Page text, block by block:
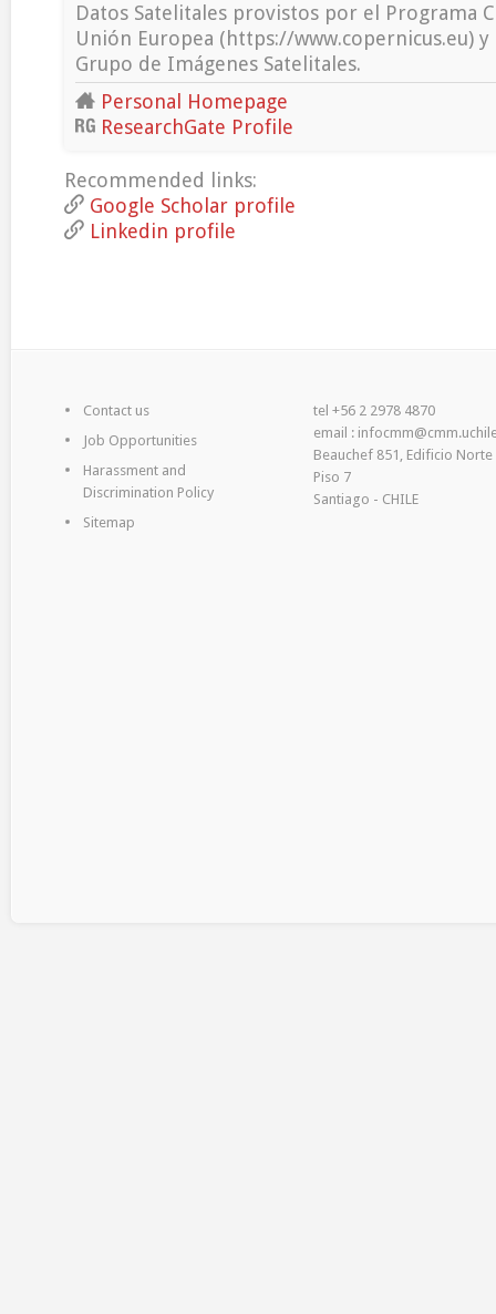
Datos Satelitales provistos por el Programa
Unión Europea (https://www.copernicus.eu)
Grupo de Imágenes Satelitales.
Personal Homepage
ResearchGate Profile
Recommended links:
Google Scholar profile
Linkedin profile
Contact us
Job Opportunities
Harassment and
Discrimination Policy
Sitemap
tel +56 2 2978 4870
email :
Beauchef 851, Edificio Norte
Piso 7
Santiago - CHILE